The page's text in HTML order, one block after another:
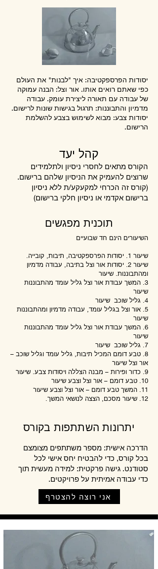
יסודות הפרספקטיבה: איך "לבנות" את העולם
כפי שאתם רואים אותו. אור וצל: הבנה עמוקה
של עבודה עם תאורה ליצירת עומק. עבודה
מדמיון והתבוננות: תרגול בגישות שונות לרישום.
יסודות צבע: מבוא לשימוש בצבע להשלמת
הרישום.
קהל יעד
הקורס מתאים לחסרי ניסיון ולתלמידים
שרוצים להעמיק את הניסיון שלהם ברישום.
(קורס זה הכרחי למקעקע/ת ללא ניסיון
ברישום אקדמי או ניסיון חלקי ברישום)
תוכנית מפגשים
השיעורים הינם חד שבועיים ​
שיעור 1. יסודות הפרספקטיבה, תיבות, קובייה.
שיעור 2. יסודות אור וצל בתיבה, עבודה מדמיון
ומהתבוננות. שיעור
3. המשך עבודת אור וצל גליל עומד מהתבוננות
שיעור
4. גליל שוכב שיעור
5. אור וצל בגליל עומד, עבודה מדמיון ומהתבוננות
שיעור
6. המשך עבודת אור וצל גליל עומד מהתבוננות
שיעור
7. גליל שוכב שיעור
8. טבע דומם המכיל תיבות, גליל עומד וגליל שוכב –
אור וצל שיעור
9. כדור ופירות – מבנה הצללה ויסודות צבע. שיעור
10. טבע דומם – אור וצל וצבע שיעור
11. המשך טבע דומם – אור וצל וצבע שיעור
12. שיעור מסכם, הצצה לנושאי המשך.
יתרונות השתתפות בקורס
הדרכה אישית: מספר משתתפים מצומצם
בכל קורס, כדי להבטיח יחס אישי לכל
סטודנט. גישה פרקטית: למידה מעשית תוך
כדי עבודה אמיתית על פרויקטים.​
אני רוצה להצטרף